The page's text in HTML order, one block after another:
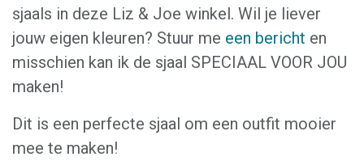
sjaals in deze Liz & Joe winkel. Wil je liever
jouw eigen kleuren? Stuur me een bericht en
misschien kan ik de sjaal SPECIAAL VOOR JOU
maken!
Dit is een perfecte sjaal om een outfit mooier
mee te maken!